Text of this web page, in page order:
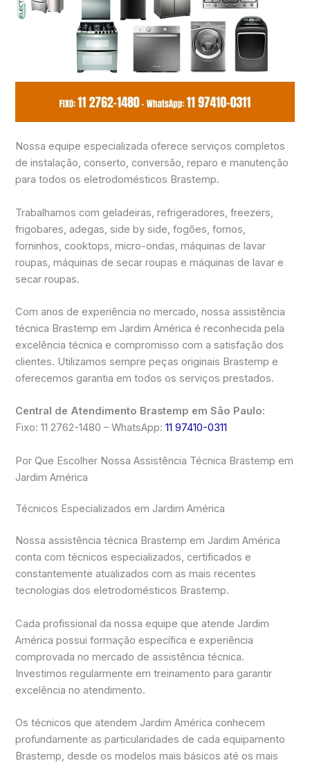
Nossa equipe especializada oferece serviços completos
de instalação, conserto, conversão, reparo e manutenção
para todos os eletrodomésticos Brastemp.
Trabalhamos com geladeiras, refrigeradores, freezers,
frigobares, adegas, side by side, fogões, fornos,
forninhos, cooktops, micro-ondas, máquinas de lavar
roupas, máquinas de secar roupas e máquinas de lavar e
secar roupas.
Com anos de experiência no mercado, nossa assistência
técnica Brastemp em Jardim América é reconhecida pela
excelência técnica e compromisso com a satisfação dos
clientes. Utilizamos sempre peças originais Brastemp e
oferecemos garantia em todos os serviços prestados.
Central de Atendimento Brastemp em São Paulo:
Fixo: 11 2762-1480 – WhatsApp:11 97410-0311
Por Que Escolher Nossa Assistência Técnica Brastemp em
Jardim América
Técnicos Especializados em Jardim América
Nossa assistência técnica Brastemp em Jardim América
conta com técnicos especializados, certificados e
constantemente atualizados com as mais recentes
tecnologias dos eletrodomésticos Brastemp.
Cada profissional da nossa equipe que atende Jardim
América possui formação específica e experiência
comprovada no mercado de assistência técnica.
Investimos regularmente em treinamento para garantir
excelência no atendimento.
Os técnicos que atendem Jardim América conhecem
profundamente as particularidades de cada equipamento
Brastemp, desde os modelos mais básicos até os mais